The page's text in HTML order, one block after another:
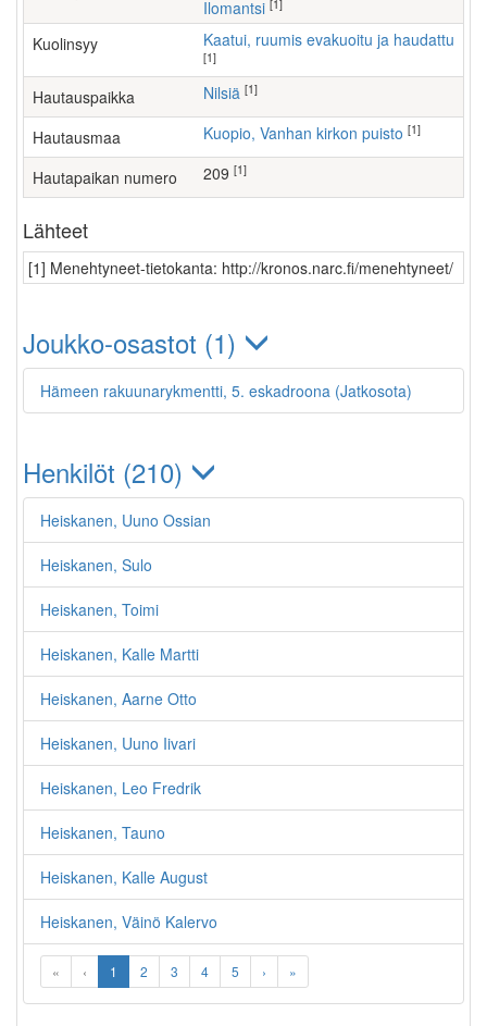
Ilomantsi [1]
Kuolinsyy Kaatui, ruumis evakuoitu ja haudattu
[1]
Hautauspaikka Nilsiä [1]
Hautausmaa Kuopio, Vanhan kirkon puisto [1]
Hautapaikan numero 209 [1]
Lähteet
[1] Menehtyneet-tietokanta: http://kronos.narc.fi/menehtyneet/
Joukko-osastot (1)
Hämeen rakuunarykmentti, 5. eskadroona (Jatkosota)
Henkilöt (210)
Heiskanen, Uuno Ossian
Heiskanen, Sulo
Heiskanen, Toimi
Heiskanen, Kalle Martti
Heiskanen, Aarne Otto
Heiskanen, Uuno Iivari
Heiskanen, Leo Fredrik
Heiskanen, Tauno
Heiskanen, Kalle August
Heiskanen, Väinö Kalervo
« ‹ 1 2 3 4 5 › »